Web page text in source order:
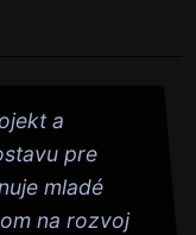
a
pre
mladé
na rozvoj